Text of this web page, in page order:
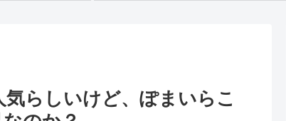
らしいけど、ぽまいらこ